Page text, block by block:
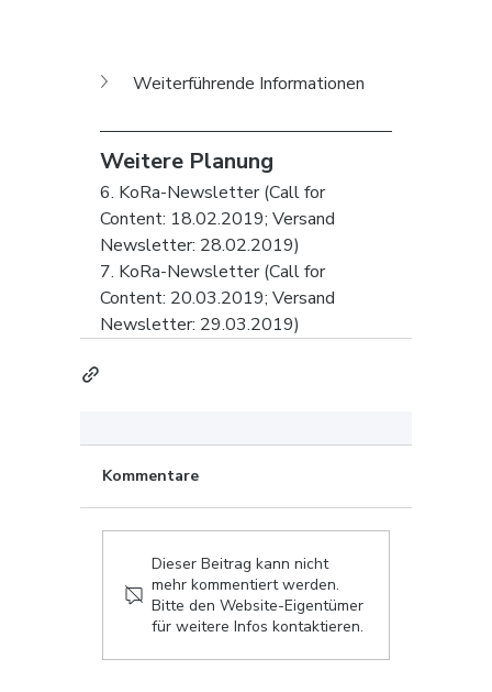
Weiterführende Informationen
Weitere Planung
6. KoRa-Newsletter (Call for
Content: 18.02.2019; Versand
Newsletter: 28.02.2019)
7. KoRa-Newsletter (Call for
Content: 20.03.2019; Versand
Newsletter: 29.03.2019)
Kommentare
Dieser Beitrag kann nicht
mehr kommentiert werden.
Bitte den Website-Eigentümer
für weitere Infos kontaktieren.